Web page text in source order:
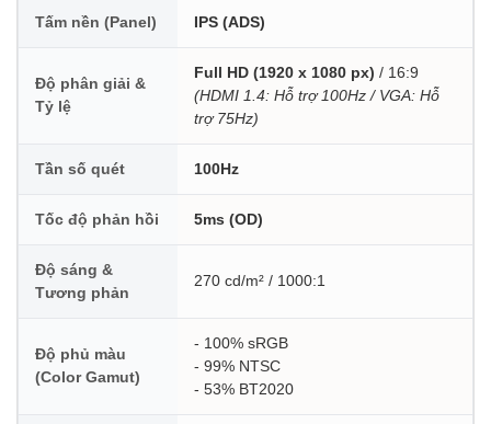
Tấm nền (Panel) IPS (ADS)
Độ phân giải &
Tỷ lệ
Full HD (1920 x 1080 px) / 16:9
(HDMI 1.4: Hỗ trợ 100Hz / VGA: Hỗ
trợ 75Hz)
Tần số quét 100Hz
Tốc độ phản hồi 5ms (OD)
Độ sáng &
Tương phản
270 cd/m² / 1000:1
Độ phủ màu
(Color Gamut)
- 100% sRGB
- 99% NTSC
- 53% BT2020